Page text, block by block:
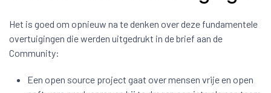
Het is goed om opnieuw na te denken over deze fundamentele
overtuigingen die werden uitgedrukt in de brief aan de
Community:
Een open source project gaat over mensen vrije en open